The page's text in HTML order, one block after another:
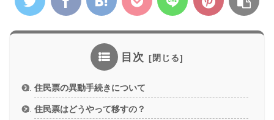
目次
住民票の異動手続きについて
住民票はどうやって移すの？